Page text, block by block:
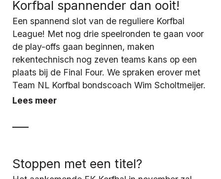
Korfbal spannender dan ooit!
Een spannend slot van de reguliere Korfbal
League! Met nog drie speelronden te gaan voor
de play-offs gaan beginnen, maken
rekentechnisch nog zeven teams kans op een
plaats bij de Final Four. We spraken erover met
Team NL Korfbal bondscoach Wim Scholtmeijer.
Lees meer
Stoppen met een titel?